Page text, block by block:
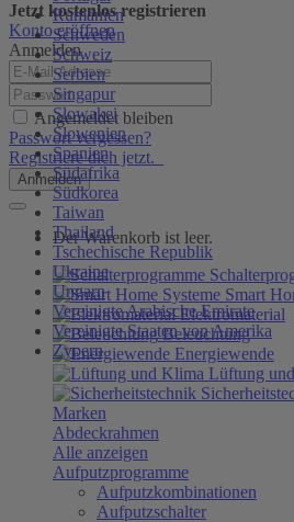
Rumänien
Schweden
Schweiz
Serbien
Singapur
Slowakei
Slowenien
Spanien
Südafrika
Südkorea
Taiwan
Thailand
Tschechische Republik
Ukraine
Ungarn
Vereinigte Arabische Emirate
Vereinigte Staaten von Amerika
Zypern
Jetzt kostenlos registrieren
Konto eröffnen
Anmelden
Angemeldet bleiben
Passwort vergessen?
Registriere dich jetzt.
Anmelden
Der Warenkorb ist leer.
Smart
Elektromaterial
Beleuchtung
Energiewende
Lüftung
Marken
Abdeckrahmen
Alle anzeigen
Aufputzprogramme
Aufputzkombinationen
Aufputzschalter